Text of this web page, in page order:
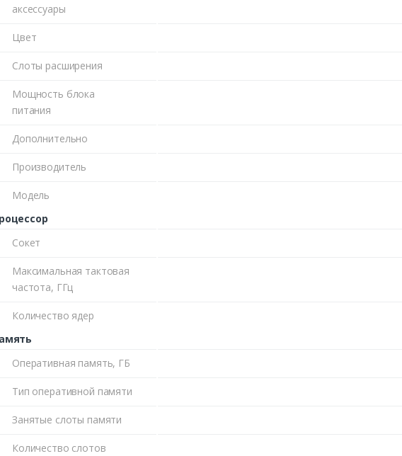
аксессуары
Цвет
Слоты расширения
Мощность блока
питания
Дополнительно
Производитель
Модель
Сокет
Максимальная тактовая
частота, ГГц
Количество ядер
Оперативная память, ГБ
Тип оперативной памяти
Занятые слоты памяти
Количество слотов